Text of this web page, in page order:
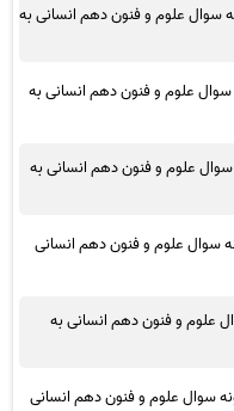
سوال علوم و فنون دهم انسانی به
علوم و فنون دهم انسانی به
علوم و فنون دهم انسانی به
سوال علوم و فنون دهم انسانی
علوم و فنون دهم انسانی به
سوال علوم و فنون دهم انسانی